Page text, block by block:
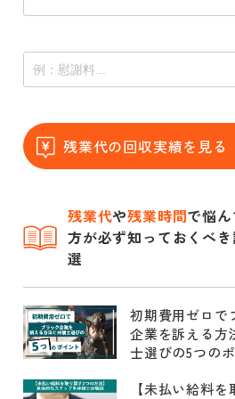
残業代の回収実績を見る
残業代や残業時間で悩
方が必ず知っておくべき
選
初期費用ゼロで
企業を訴える方
士選びの5つの
【未払い給料を